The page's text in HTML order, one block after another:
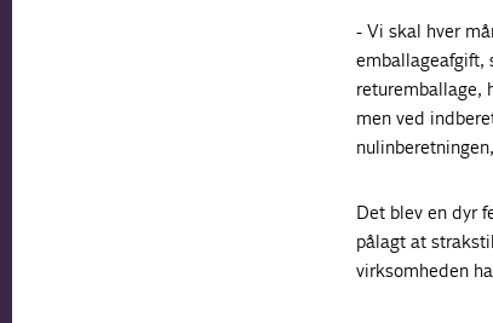
- Vi skal hver
emballageafgift,
returemballage,
men ved
Det blev en dyr
pålagt at
virksomheden